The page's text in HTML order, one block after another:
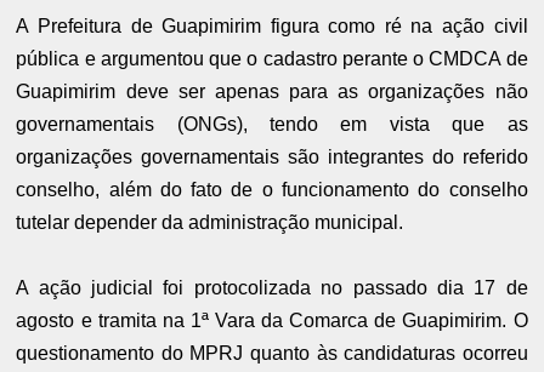
A Prefeitura de Guapimirim figura como ré na ação civil
pública e argumentou que o cadastro perante o CMDCA de
Guapimirim deve ser apenas para as organizações não
governamentais (ONGs), tendo em vista que as
organizações governamentais são integrantes do referido
conselho, além do fato de o funcionamento do conselho
tutelar depender da administração municipal.
A ação judicial foi protocolizada no passado dia 17 de
agosto e tramita na 1ª Vara da Comarca de Guapimirim. O
questionamento do MPRJ quanto às candidaturas ocorreu